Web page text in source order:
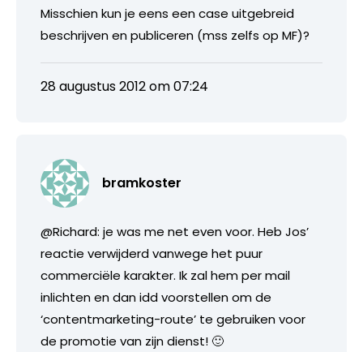
Misschien kun je eens een case uitgebreid
beschrijven en publiceren (mss zelfs op MF)?
28 augustus 2012 om 07:24
bramkoster
@Richard: je was me net even voor. Heb Jos’
reactie verwijderd vanwege het puur
commerciële karakter. Ik zal hem per mail
inlichten en dan idd voorstellen om de
‘contentmarketing-route’ te gebruiken voor
de promotie van zijn dienst! 🙂